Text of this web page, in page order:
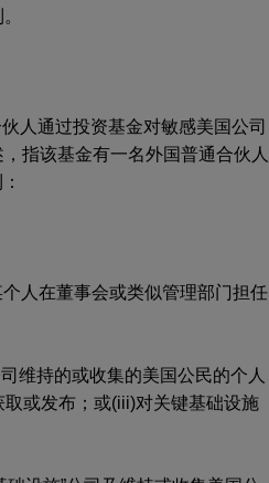
人通过投资基金对敏感美国公司
指该基金有一名外国普通合伙人
人在董事会或类似管理部门担任
维持的或收集的美国公民的个人
或发布；或(iii)对关键基础设施